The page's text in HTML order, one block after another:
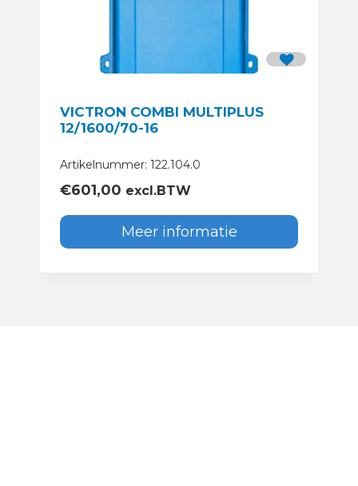
VICTRON COMBI MULTIPLUS
12/1600/70-16
Artikelnummer: 122.104.0
€601,00 excl.BTW
Meer informatie